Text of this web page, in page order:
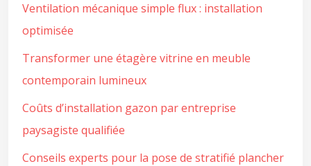
Ventilation mécanique simple flux : installation
optimisée
Transformer une étagère vitrine en meuble
contemporain lumineux
Coûts d’installation gazon par entreprise
paysagiste qualifiée
Conseils experts pour la pose de stratifié plancher